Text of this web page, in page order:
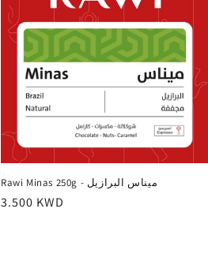
Rawi Minas 250g - ميناس البرازيل
Regular
3.500 KWD